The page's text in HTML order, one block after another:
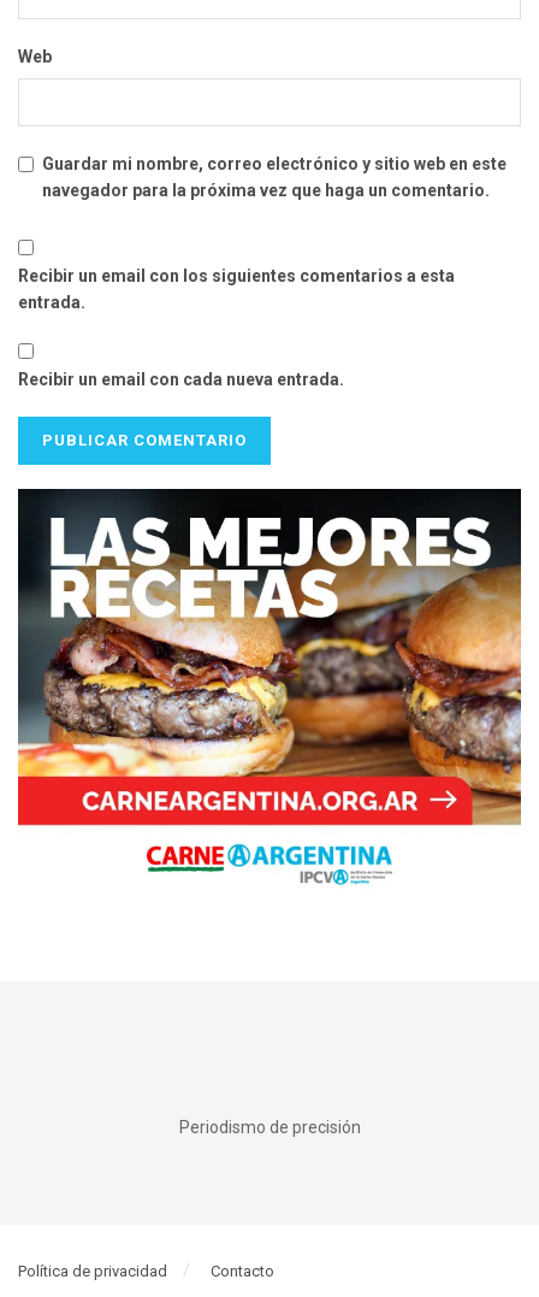
Web
Guardar mi nombre, correo electrónico y sitio web en este
navegador para la próxima vez que haga un comentario.
Recibir un email con los siguientes comentarios a esta
entrada.
Recibir un email con cada nueva entrada.
Periodismo de precisión
Política de privacidad Contacto